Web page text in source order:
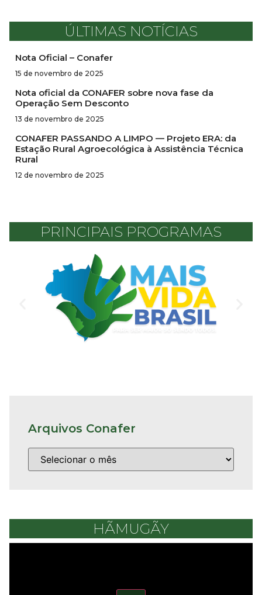
ÚLTIMAS NOTÍCIAS
Nota Oficial – Conafer
15 de novembro de 2025
Nota oficial da CONAFER sobre nova fase da
Operação Sem Desconto
13 de novembro de 2025
CONAFER PASSANDO A LIMPO — Projeto ERA: da
Estação Rural Agroecológica à Assistência Técnica
Rural
12 de novembro de 2025
PRINCIPAIS PROGRAMAS
Arquivos Conafer
HÃMUGÃY